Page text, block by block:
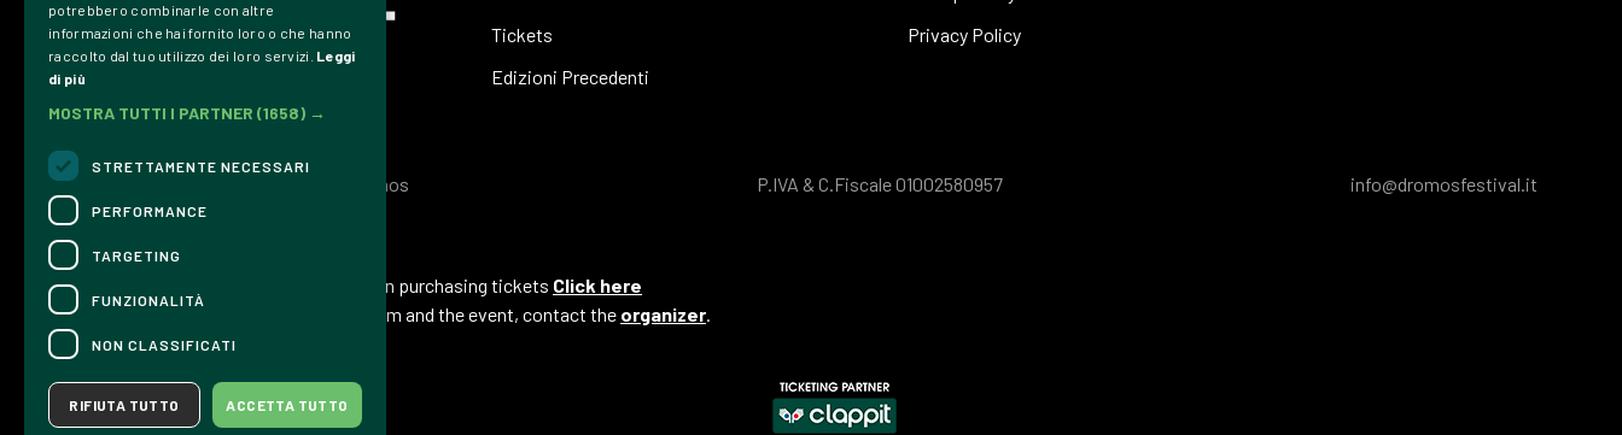
Tickets
Edizioni Precedenti
Privacy Policy
Associazione Culturale Dromos P.IVA & C.Fiscale 01002580957 info@dromosfestival.it
CONTACTS
For information and support in purchasing tickets Click here
For information on the program and the event, contact the organizer.
Accessibility statement
potrebbero combinarle con altre
informazioni che hai fornito loro o che hanno
raccolto dal tuo utilizzo dei loro servizi. Leggi
di più
MOSTRA TUTTI I PARTNER (1658) →
STRETTAMENTE NECESSARI
PERFORMANCE
TARGETING
FUNZIONALITÀ
NON CLASSIFICATI
ACCETTA TUTTO
RIFIUTA TUTTO